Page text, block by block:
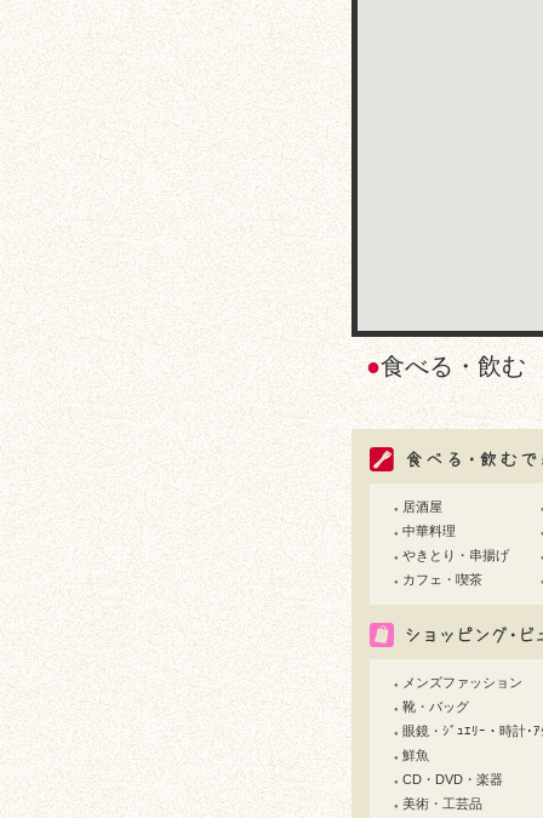
●食べる・飲
● 居酒屋
● 中華料理
● やきとり・串揚げ
● カフェ・喫茶
● メンズファッション
● 靴・バッグ
● 眼鏡・ｼﾞｭｴﾘｰ・時計･ｱ
● 鮮魚
● CD・DVD・楽器
● 美術・工芸品